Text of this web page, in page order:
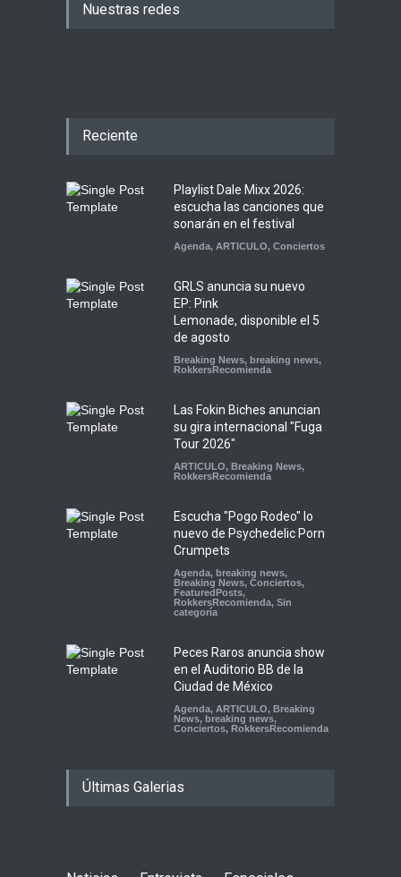
Nuestras redes
Reciente
Playlist Dale Mixx 2026:
escucha las canciones que
sonarán en el festival
Agenda, ARTICULO, Conciertos
GRLS anuncia su nuevo
EP: Pink
Lemonade, disponible el 5
de agosto
Breaking News, breaking news,
RokkersRecomienda
Las Fokin Biches anuncian
su gira internacional "Fuga
Tour 2026"
ARTICULO, Breaking News,
RokkersRecomienda
Escucha "Pogo Rodeo" lo
nuevo de Psychedelic Porn
Crumpets
Agenda, breaking news,
Breaking News, Conciertos,
FeaturedPosts,
RokkersRecomienda, Sin
categoría
Peces Raros anuncia show
en el Auditorio BB de la
Ciudad de México
Agenda, ARTICULO, Breaking
News, breaking news,
Conciertos, RokkersRecomienda
Últimas Galerias